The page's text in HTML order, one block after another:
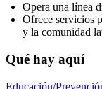
Opera una línea
Ofrece servicios
y la comunidad
Qué hay aquí
Educación/